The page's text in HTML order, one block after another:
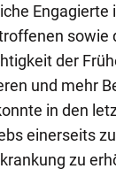
Engagierte
sowie
der
und mehr
in den
einerseits
zu